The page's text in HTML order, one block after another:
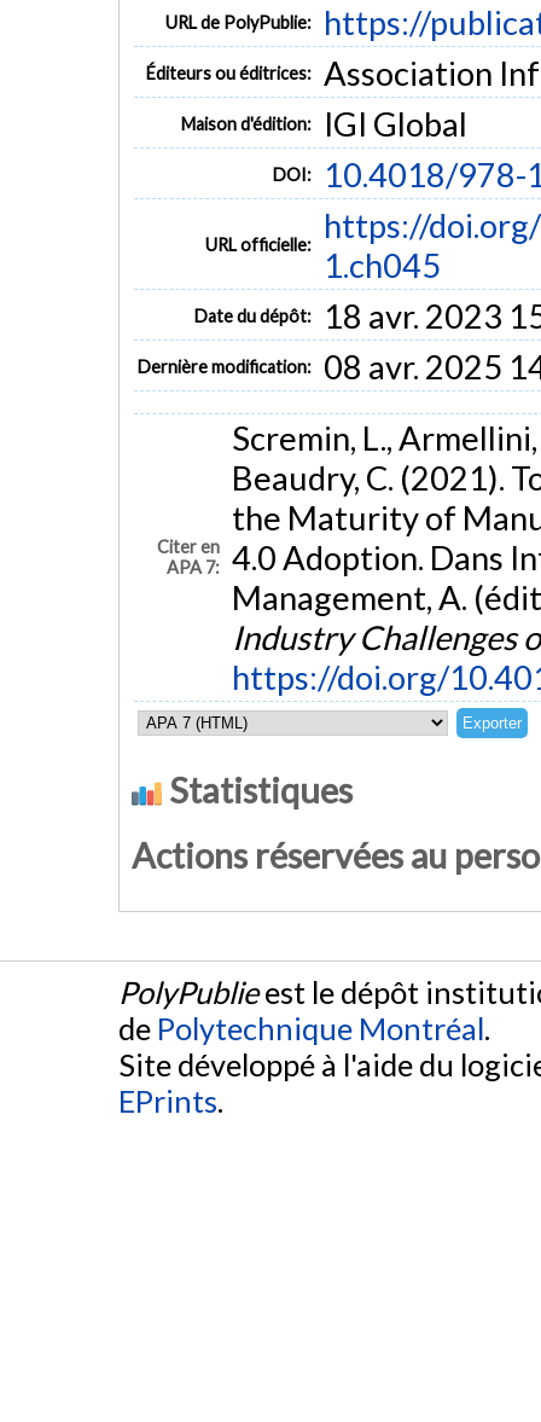
URL de PolyPublie: https://
Éditeurs ou éditrices: Association
Maison d'édition: IGI Global
DOI: 10.4018/978-
URL officielle:
https://
1.ch045
Date du dépôt: 18 avr. 2023
Dernière modification: 08 avr. 2025
Citer en
APA 7:
Scremin, L.,
Beaudry, C. (2021).
the Maturity of
4.0 Adoption. Dans
Management, A.
Industry Challenges
https://doi.org/
Statistiques
Actions réservées au
PolyPublieest le dépôt
de Polytechnique Montréal.
Site développé à l'aide du
EPrints.